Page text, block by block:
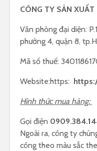
CÔNG TY SẢN
Văn phòng đại diện:
phường 4, quận 8,
Mã số thuế:
Website:https:
Hình thức mua hàng:
Gọi điện
Ngoài ra, công ty
công theo màu sắc